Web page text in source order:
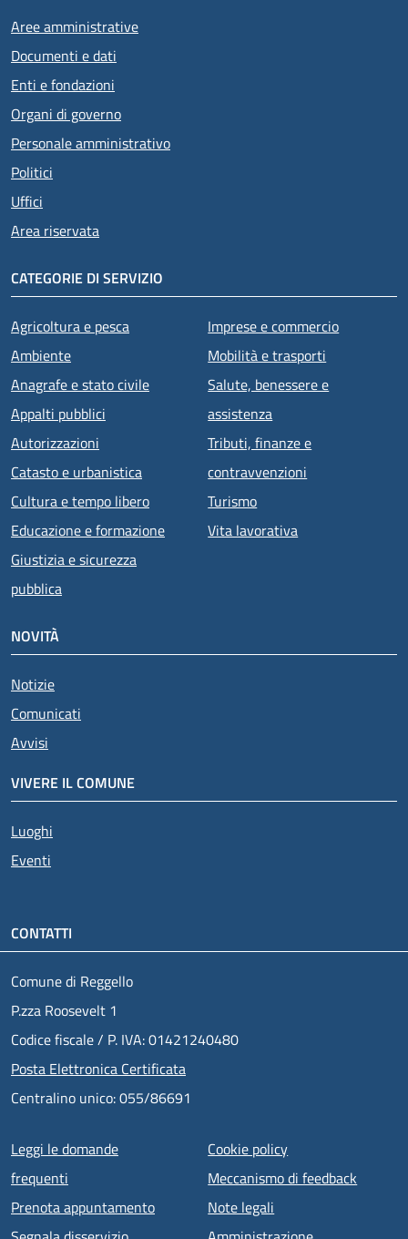
Aree amministrative
Documenti e dati
Enti e fondazioni
Organi di governo
Personale amministrativo
Politici
Uffici
Area riservata
CATEGORIE DI SERVIZIO
Agricoltura e pesca
Ambiente
Anagrafe e stato civile
Appalti pubblici
Autorizzazioni
Catasto e urbanistica
Cultura e tempo libero
Educazione e formazione
Giustizia e sicurezza
pubblica
Imprese e commercio
Mobilità e trasporti
Salute, benessere e
assistenza
Tributi, finanze e
contravvenzioni
Turismo
Vita lavorativa
NOVITÀ
Notizie
Comunicati
Avvisi
VIVERE IL COMUNE
Luoghi
Eventi
CONTATTI
Comune di Reggello
P.zza Roosevelt 1
Codice fiscale / P. IVA: 01421240480
Posta Elettronica Certificata
Centralino unico: 055/86691
Menu piè di pagina
Leggi le domande
frequenti
Prenota appuntamento
Cookie policy
Meccanismo di feedback
Note legali